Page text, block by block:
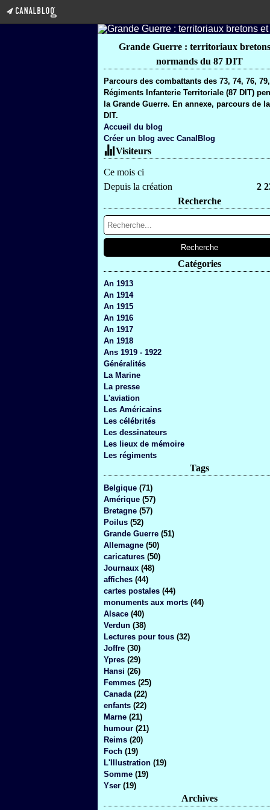
Grande Guerre : territoriaux
normands du 87 DIT
Parcours des combattants des 73, 74, 76,
Régiments Infanterie Territoriale (87 DIT)
la Grande Guerre. En annexe, parcours de
DIT.
Accueil du blog
Créer un blog avec CanalBlog
Visiteurs
Ce mois ci
Depuis la création
2
Recherche
Catégories
An 1913
An 1914
An 1915
An 1916
An 1917
An 1918
Ans 1919 - 1922
Généralités
La Marine
La presse
L'aviation
Les Américains
Les célébrités
Les dessinateurs
Les lieux de mémoire
Les régiments
Tags
Belgique (71)
Amérique (57)
Bretagne (57)
Poilus (52)
Grande Guerre (51)
Allemagne (50)
caricatures (50)
Journaux (48)
affiches (44)
cartes postales (44)
monuments aux morts (44)
Alsace (40)
Verdun (38)
Lectures pour tous (32)
Joffre (30)
Ypres (29)
Hansi (26)
Femmes (25)
Canada (22)
enfants (22)
Marne (21)
humour (21)
Reims (20)
Foch (19)
L'Illustration (19)
Somme (19)
Yser (19)
Archives